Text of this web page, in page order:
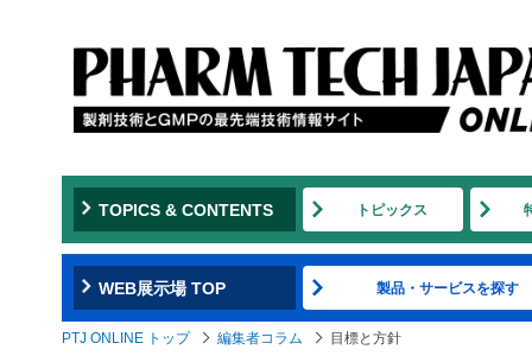
TOPICS & CONTENTS トピックス
WEB展示場 TOP 製品・サービスを探す
PTJ ONLINE トップ 編集者コラム 目標と方針